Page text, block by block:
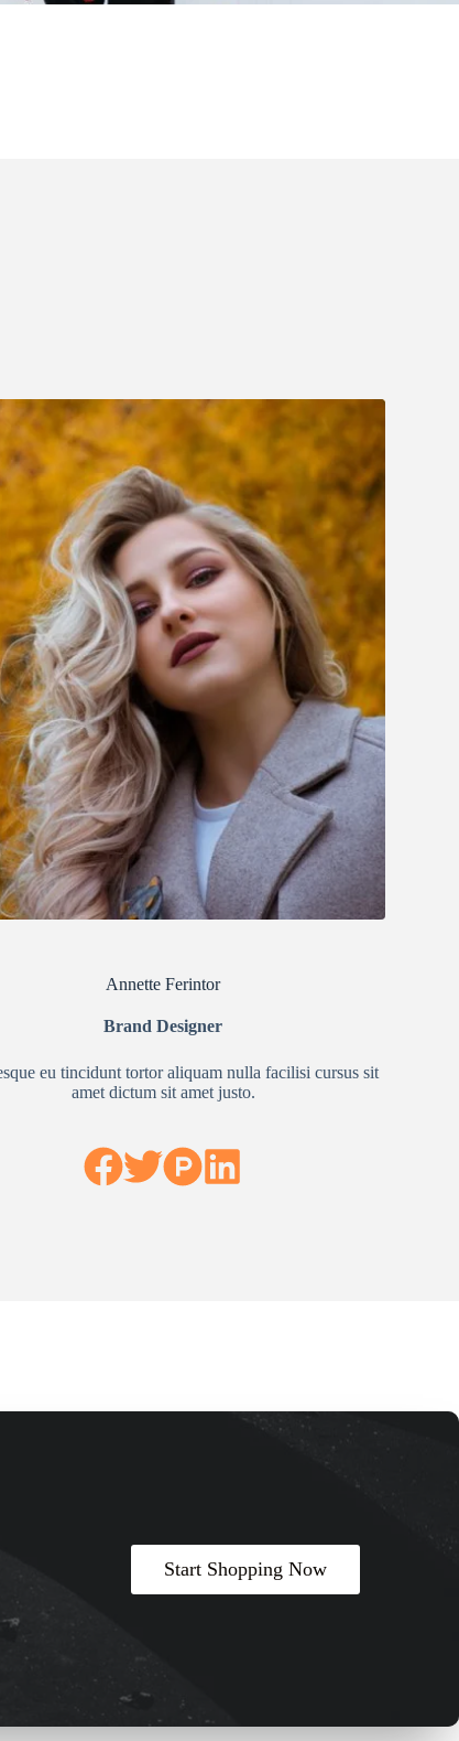
Annette Ferintor
Brand Designer
eu tincidunt tortor aliquam nulla facilisi cursus sit
amet dictum sit amet justo.
Start Shopping Now